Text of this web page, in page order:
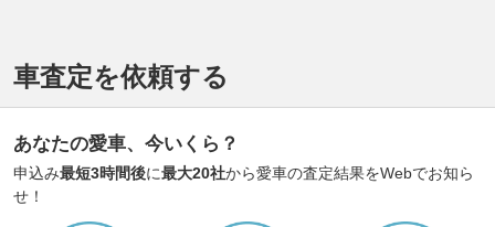
車査定を依頼する
あなたの愛車、今いくら？
申込み最短3時間後に最大20社から愛車の査定結果をWebでお知ら
せ！